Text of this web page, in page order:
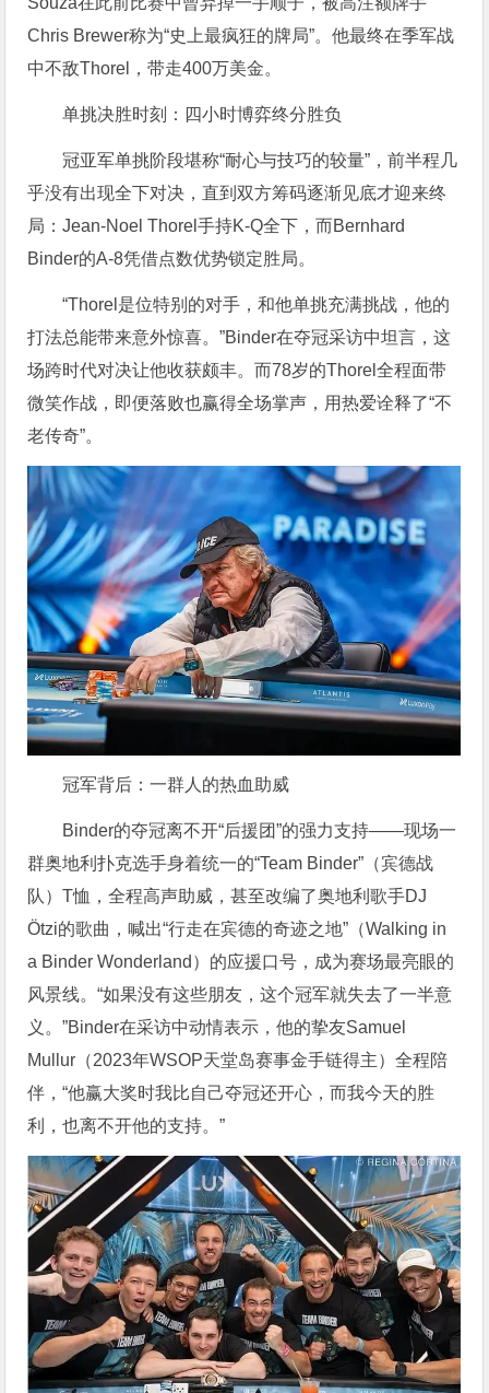
Chris Brewer称为“史上最疯狂的牌局”。他最终在季军战
中不敌Thorel，带走400万美金。
单挑决胜时刻：四小时博弈终分胜负
冠亚军单挑阶段堪称“耐心与技巧的较量”，前半程几
乎没有出现全下对决，直到双方筹码逐渐见底才迎来终
局：Jean-Noel Thorel手持K-Q全下，而Bernhard
Binder的A-8凭借点数优势锁定胜局。
“Thorel是位特别的对手，和他单挑充满挑战，他的
打法总能带来意外惊喜。”Binder在夺冠采访中坦言，这
场跨时代对决让他收获颇丰。而78岁的Thorel全程面带
微笑作战，即便落败也赢得全场掌声，用热爱诠释了“不
老传奇”。
冠军背后：一群人的热血助威
Binder的夺冠离不开“后援团”的强力支持——现场一
群奥地利扑克选手身着统一的“Team Binder”（宾德战
队）T恤，全程高声助威，甚至改编了奥地利歌手DJ
Ötzi的歌曲，喊出“行走在宾德的奇迹之地”（Walking in
a Binder Wonderland）的应援口号，成为赛场最亮眼的
风景线。“如果没有这些朋友，这个冠军就失去了一半意
义。”Binder在采访中动情表示，他的挚友Samuel
Mullur（2023年WSOP天堂岛赛事金手链得主）全程陪
伴，“他赢大奖时我比自己夺冠还开心，而我今天的胜
利，也离不开他的支持。”